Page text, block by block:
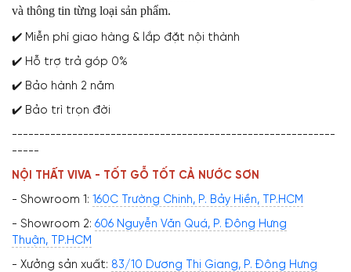
và thông tin từng loại sản phẩm.
✔️ Miễn phí giao hàng & lắp đặt nội thành
✔️ Hỗ trợ trả góp 0%
✔️ Bảo hành 2 năm
✔️ Bảo trì trọn đời
-----------------------------------------------------------
-----
NỘI THẤT VIVA - TỐT GỖ TỐT CẢ NƯỚC SƠN
- Showroom 1: 160C Trường Chinh, P. Bảy Hiền, TP.HCM
- Showroom 2: 606 Nguyễn Văn Quá, P. Đông Hưng
Thuận, TP.HCM
- Xưởng sản xuất: 83/10 Dương Thị Giang, P. Đông Hưng